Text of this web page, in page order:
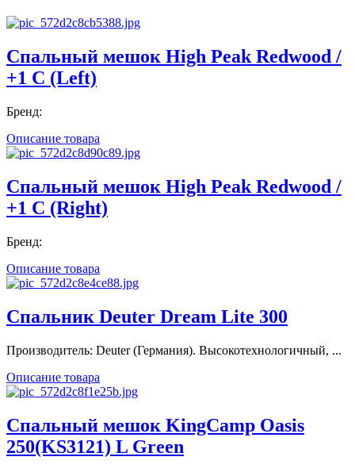
Спальный мешок High Peak Redwood /
+1 C (Left)
Бренд:
Описание товара
Спальный мешок High Peak Redwood /
+1 C (Right)
Бренд:
Описание товара
Спальник Deuter Dream Lite 300
Производитель: Deuter (Германия). Высокотехнологичный, ...
Описание товара
Спальный мешок KingCamp Oasis
250(KS3121) L Green